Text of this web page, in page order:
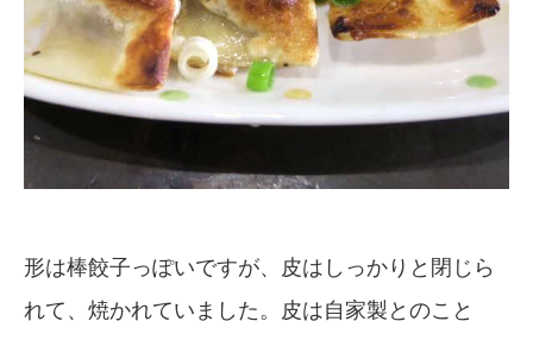
形は棒餃子っぽいですが、皮はしっかりと閉じら
れて、焼かれていました。皮は自家製とのこと